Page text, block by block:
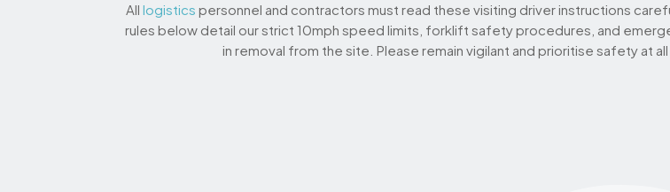
All logistics personnel and contractors must read these visiting driver instructions
rules below detail our strict 10mph speed limits, forklift safety procedures, and
in removal from the site. Please remain vigilant and prioritise safety at